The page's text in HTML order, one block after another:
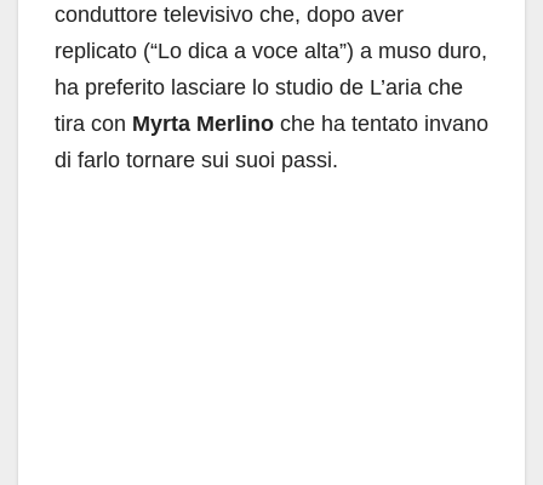
conduttore televisivo che, dopo aver
replicato (“Lo dica a voce alta”) a muso duro,
ha preferito lasciare lo studio de L’aria che
tira con Myrta Merlino che ha tentato invano
di farlo tornare sui suoi passi.